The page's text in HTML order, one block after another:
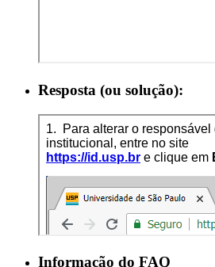
Resposta (ou solução):
Informação do FAQ